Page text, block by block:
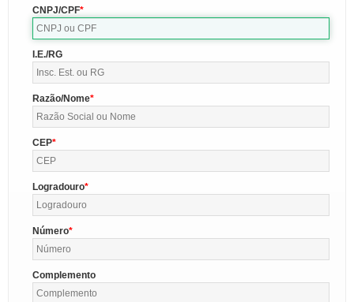
CNPJ/CPF
I.E./RG
Razão/Nome
CEP
Logradouro
Número
Complemento